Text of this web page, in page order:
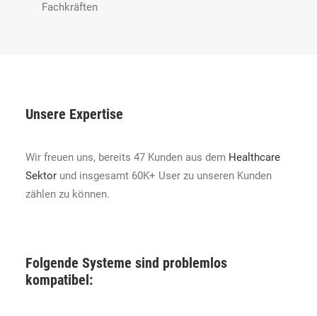
Fachkräften
Unsere Expertise
Wir freuen uns, bereits 47 Kunden aus dem Healthcare
Sektor und insgesamt 60K+ User zu unseren Kunden
zählen zu können.
Folgende Systeme sind problemlos
kompatibel: